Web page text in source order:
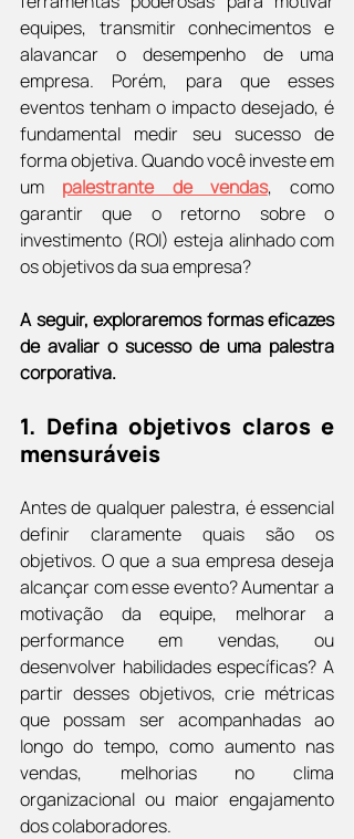
equipes, transmitir conhecimentos e
alavancar o desempenho de uma
empresa. Porém, para que esses
eventos tenham o impacto desejado, é
fundamental medir seu sucesso de
forma objetiva. Quando você investe em
um palestrante de vendas, como
garantir que o retorno sobre o
investimento (ROI) esteja alinhado com
os objetivos da sua empresa?
A seguir, exploraremos formas eficazes
de avaliar o sucesso de uma palestra
corporativa.
1. Defina objetivos claros e
mensuráveis
Antes de qualquer palestra, é essencial
definir claramente quais são os
objetivos. O que a sua empresa deseja
alcançar com esse evento? Aumentar a
motivação da equipe, melhorar a
performance em vendas, ou
desenvolver habilidades específicas? A
partir desses objetivos, crie métricas
que possam ser acompanhadas ao
longo do tempo, como aumento nas
vendas, melhorias no clima
organizacional ou maior engajamento
dos colaboradores.